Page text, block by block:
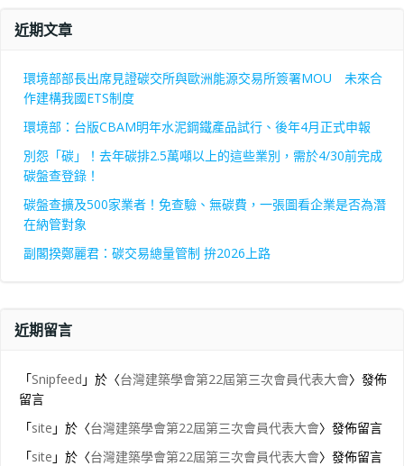
近期文章
環境部部長出席見證碳交所與歐洲能源交易所簽署MOU 未來合
作建構我國ETS制度
環境部：台版CBAM明年水泥鋼鐵產品試行、後年4月正式申報
別怨「碳」！去年碳排2.5萬噸以上的這些業別，需於4/30前完成
碳盤查登錄！
碳盤查擴及500家業者！免查驗、無碳費，一張圖看企業是否為潛
在納管對象
副閣揆鄭麗君：碳交易總量管制 拚2026上路
近期留言
「Snipfeed 」於〈台灣建築學會第22屆第三次會員代表大會〉發佈
留言
「site 」於〈台灣建築學會第22屆第三次會員代表大會〉發佈留言
「site 」於〈台灣建築學會第22屆第三次會員代表大會〉發佈留言